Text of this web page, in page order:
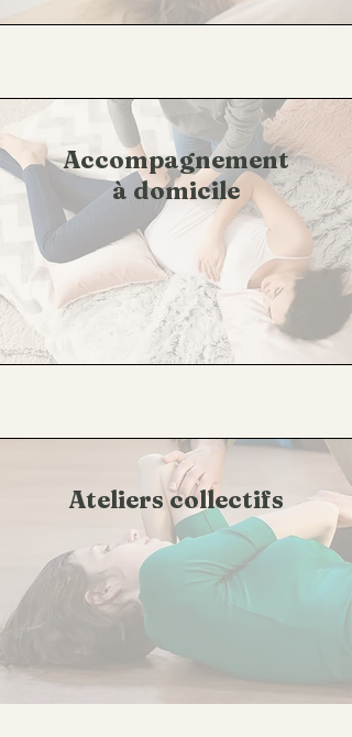
Accompagnement
à domicile
Ateliers collectifs